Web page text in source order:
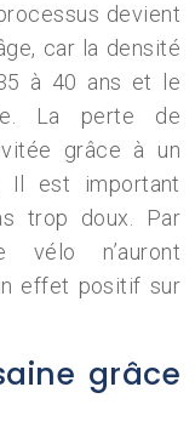
devient
car la densité
à 40 ans et le
La perte de
grâce à un
Il est important
trop doux. Par
n’auront
effet positif sur
grâce